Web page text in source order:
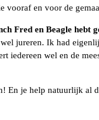
vooraf en voor de
Fred en Beagle
jureren. Ik had
iedereen wel en de
je help natuurlijk